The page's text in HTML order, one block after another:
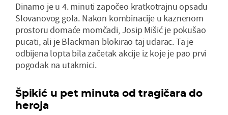
Dinamo je u 4. minuti započeo kratkotrajnu opsadu
Slovanovog gola. Nakon kombinacije u kaznenom
prostoru domaće momčadi, Josip Mišić je pokušao
pucati, ali je Blackman blokirao taj udarac. Ta je
odbijena lopta bila začetak akcije iz koje je pao prvi
pogodak na utakmici.
Špikić u pet minuta od tragičara do
heroja